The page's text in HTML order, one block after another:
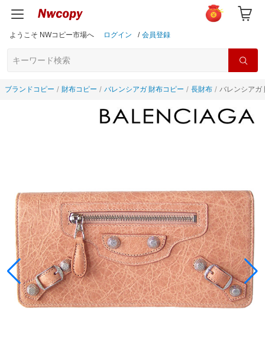
ようこそ NWコピー市場へ ログイン / 会員登録
ブランドコピー 財布コピー バレンシアガ 財布コピー 長財布 バレンシアガ